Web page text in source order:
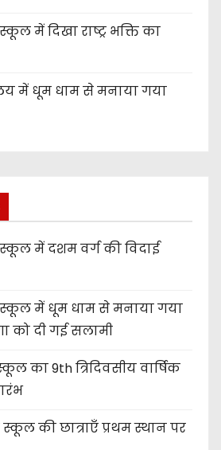
में दिखा राष्ट्र भक्ति का
में धूम धाम से मनाया गया
में दशम वर्ग की विदाई
स्कूल में धूम धाम से मनाया गया
को दी गई सलामी
का 9th त्रिदिवसीय वार्षिक
की छात्र‌ाएँ प्रथम स्थान पर